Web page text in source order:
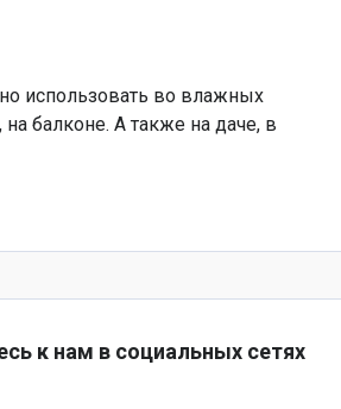
использовать во влажных
балконе. А также на даче, в
к нам в социальных сетях